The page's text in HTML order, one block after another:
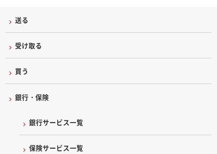
送る
受け取る
買う
銀行・保険
銀行サービス一覧
保険サービス一覧